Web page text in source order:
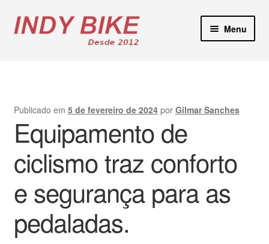
Pular
para
Pular
para
Menu
Lojas Físicas
Manutenção E-Bikes
Locação de Bicicletas
Contato
Publicado em 5 de fevereiro de 2024 por Gilmar Sanches
Equipamento de
ciclismo traz conforto
e segurança para as
pedaladas.